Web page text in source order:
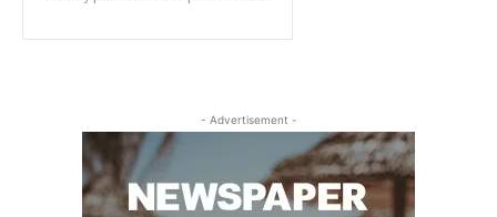
- Advertisement -